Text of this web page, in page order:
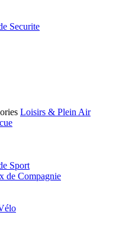
Securite
Loisirs & Plein Air
Sport
de Compagnie